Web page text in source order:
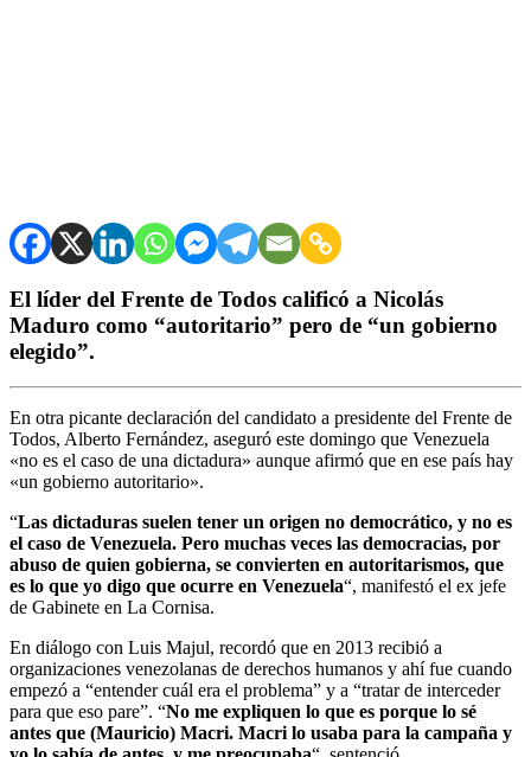
El líder del Frente de Todos calificó a Nicolás
Maduro como “autoritario” pero de “un gobierno
elegido”.
En otra picante declaración del candidato a presidente del Frente de
Todos, Alberto Fernández, aseguró este domingo que Venezuela
«no es el caso de una dictadura» aunque afirmó que en ese país hay
«un gobierno autoritario».
“Las dictaduras suelen tener un origen no democrático, y no es
el caso de Venezuela. Pero muchas veces las democracias, por
abuso de quien gobierna, se convierten en autoritarismos, que
es lo que yo digo que ocurre en Venezuela“, manifestó el ex jefe
de Gabinete en La Cornisa.
En diálogo con Luis Majul, recordó que en 2013 recibió a
organizaciones venezolanas de derechos humanos y ahí fue cuando
empezó a “entender cuál era el problema” y a “tratar de interceder
para que eso pare”. “No me expliquen lo que es porque lo sé
antes que (Mauricio) Macri. Macri lo usaba para la campaña y